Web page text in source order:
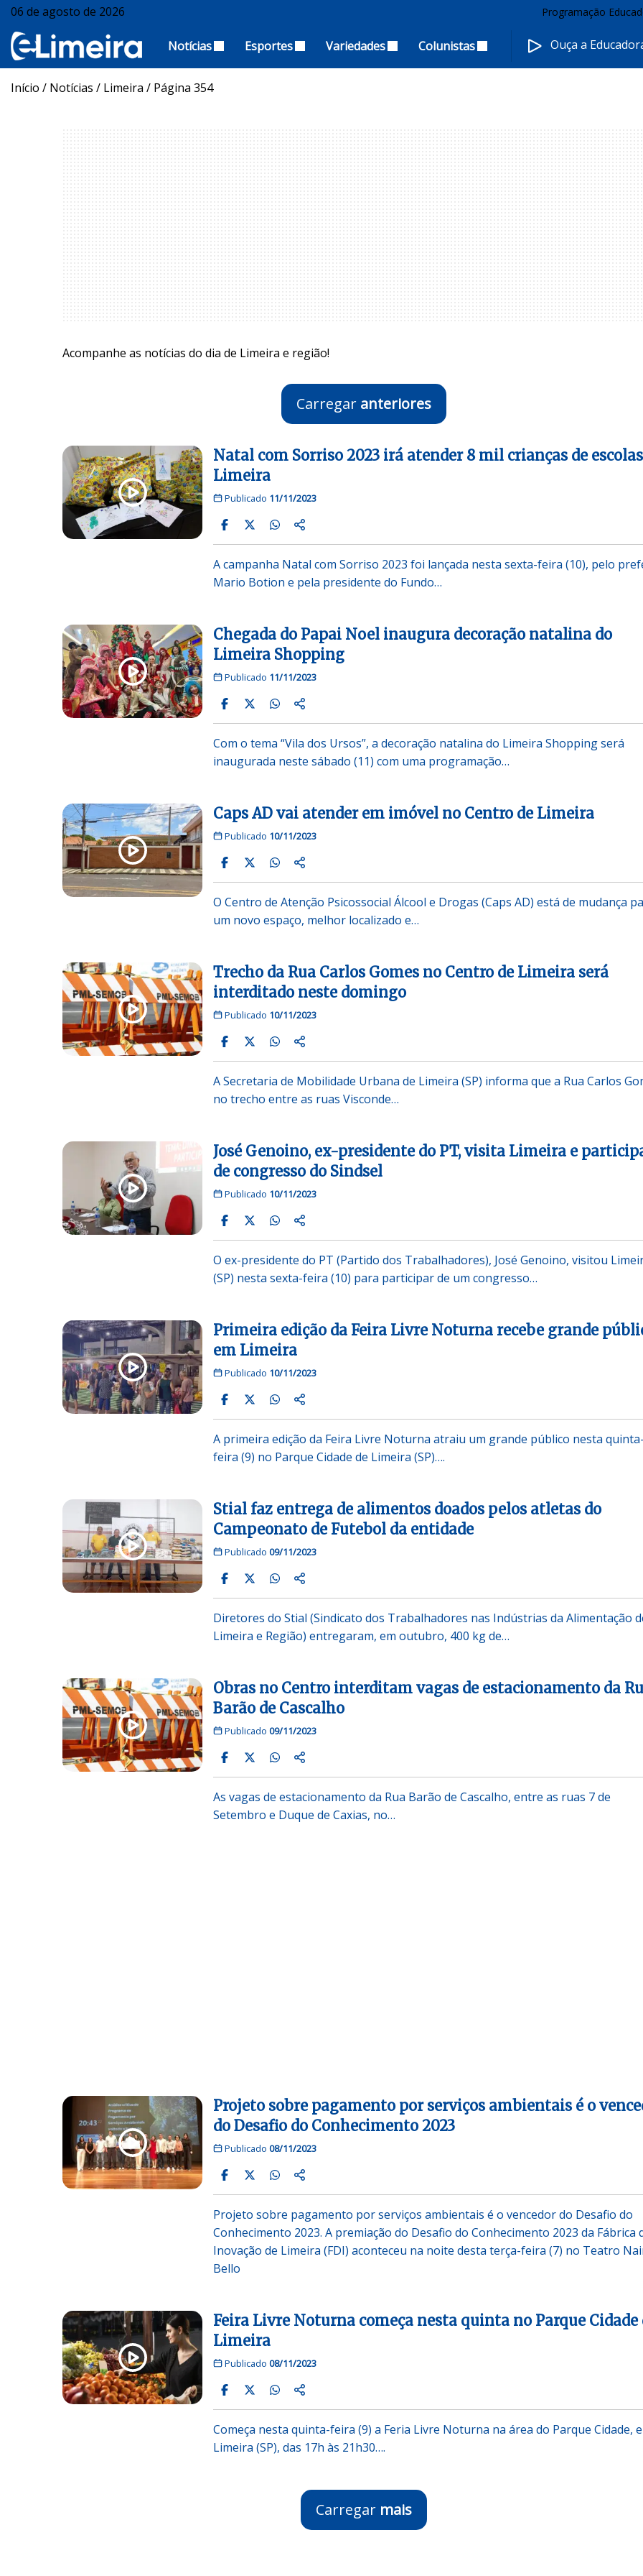
06 de agosto de 2026 Programação
Notícias Esportes Variedades Colunistas Ouça a
Início / Notícias / Limeira / Página 354
Acompanhe as notícias do dia de Limeira e região!
Carregar anteriores
Natal com Sorriso 2023 irá atender 8 mil crianças de
Limeira
Publicado 11/11/2023
A campanha Natal com Sorriso 2023 foi lançada nesta sexta-feira (10), pelo
Mario Botion e pela presidente do Fundo…
Chegada do Papai Noel inaugura decoração natalina do
Limeira Shopping
Publicado 11/11/2023
Com o tema “Vila dos Ursos”, a decoração natalina do Limeira Shopping será
inaugurada neste sábado (11) com uma programação…
Caps AD vai atender em imóvel no Centro de Limeira
Publicado 10/11/2023
O Centro de Atenção Psicossocial Álcool e Drogas (Caps AD) está de mudança
um novo espaço, melhor localizado e…
Trecho da Rua Carlos Gomes no Centro de Limeira será
interditado neste domingo
Publicado 10/11/2023
A Secretaria de Mobilidade Urbana de Limeira (SP) informa que a Rua Carlos
no trecho entre as ruas Visconde…
José Genoino, ex-presidente do PT, visita Limeira e
de congresso do Sindsel
Publicado 10/11/2023
O ex-presidente do PT (Partido dos Trabalhadores), José Genoino, visitou
(SP) nesta sexta-feira (10) para participar de um congresso…
Primeira edição da Feira Livre Noturna recebe grande
em Limeira
Publicado 10/11/2023
A primeira edição da Feira Livre Noturna atraiu um grande público nesta
feira (9) no Parque Cidade de Limeira (SP)….
Stial faz entrega de alimentos doados pelos atletas do
Campeonato de Futebol da entidade
Publicado 09/11/2023
Diretores do Stial (Sindicato dos Trabalhadores nas Indústrias da Alimentação
Limeira e Região) entregaram, em outubro, 400 kg de…
Obras no Centro interditam vagas de estacionamento da
Barão de Cascalho
Publicado 09/11/2023
As vagas de estacionamento da Rua Barão de Cascalho, entre as ruas 7 de
Setembro e Duque de Caxias, no…
Projeto sobre pagamento por serviços ambientais é o
do Desafio do Conhecimento 2023
Publicado 08/11/2023
Projeto sobre pagamento por serviços ambientais é o vencedor do Desafio do
Conhecimento 2023. A premiação do Desafio do Conhecimento 2023 da Fábrica
Inovação de Limeira (FDI) aconteceu na noite desta terça-feira (7) no Teatro
Bello
Feira Livre Noturna começa nesta quinta no Parque Cidade
Limeira
Publicado 08/11/2023
Começa nesta quinta-feira (9) a Feria Livre Noturna na área do Parque Cidade,
Limeira (SP), das 17h às 21h30….
Carregar mais